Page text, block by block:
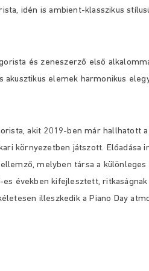
idén is ambient-klasszikus
és zeneszerző első
akusztikus elemek harmonikus
akit 2019-ben már hallhatott a
környezetben játszott. Előadása
melyben társa a különleges
es években kifejlesztett,
illeszkedik a Piano Day